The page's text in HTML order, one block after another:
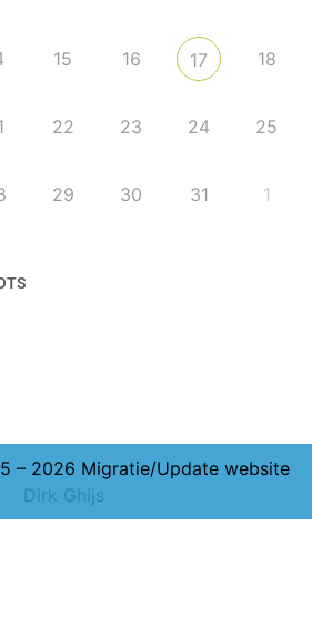
15 16 17 18
22 23 24 25
29 30 31 1
– 2026 Migratie/Update website
Dirk Ghijs